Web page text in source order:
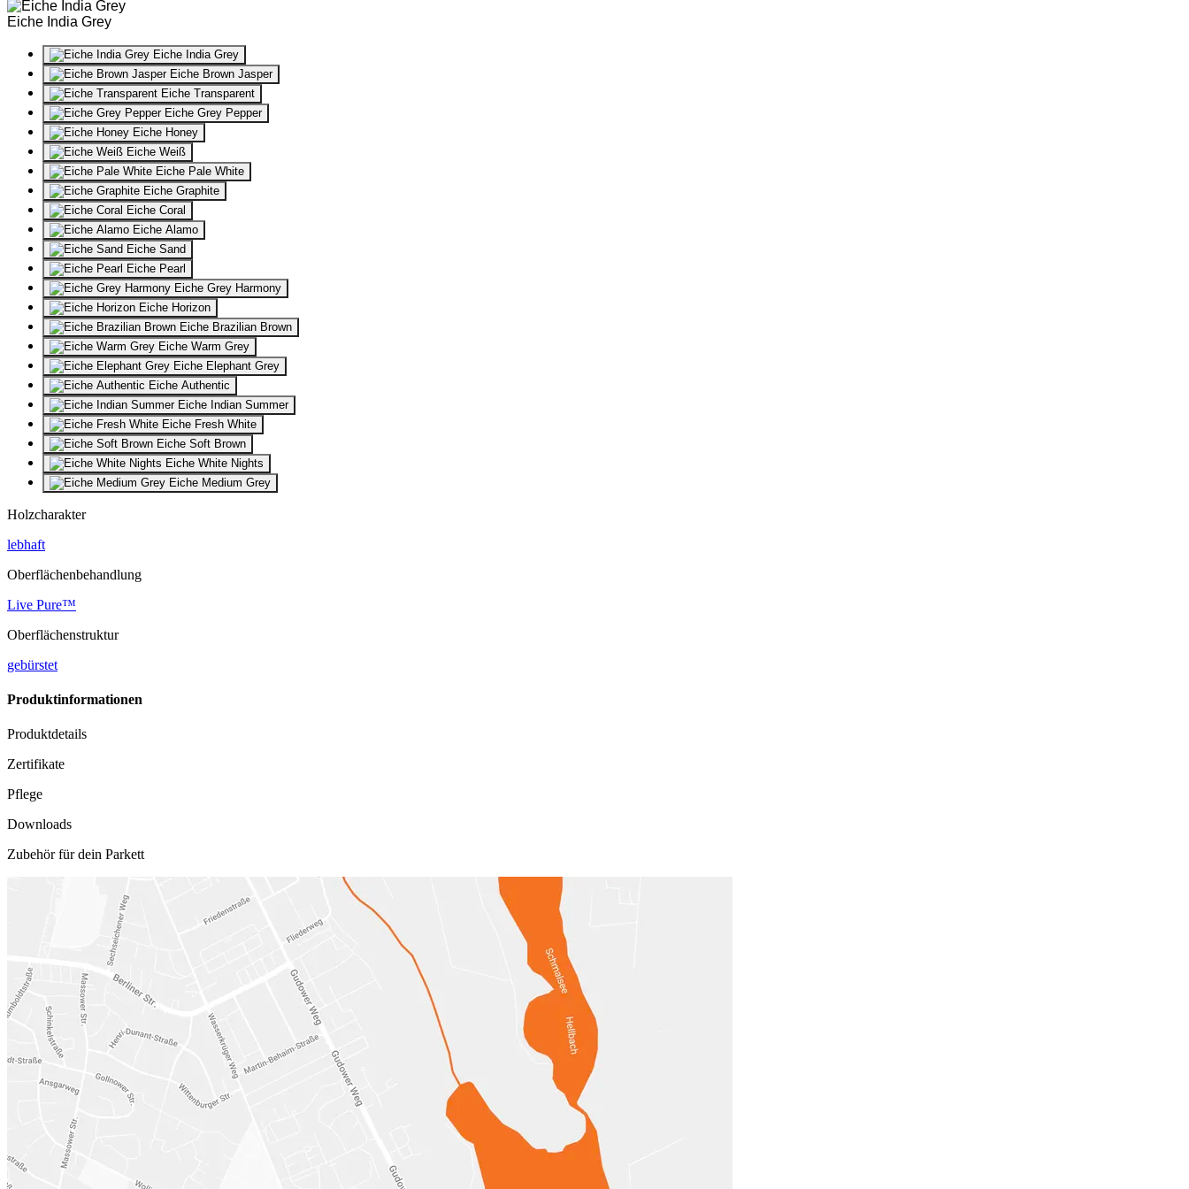
Eiche India Grey
Eiche India Grey
Eiche Brown Jasper
Eiche Transparent
Eiche Grey Pepper
Eiche Honey
Eiche Weiß
Eiche Pale White
Eiche Graphite
Eiche Coral
Eiche Alamo
Eiche Sand
Eiche Pearl
Eiche Grey Harmony
Eiche Horizon
Eiche Brazilian Brown
Eiche Warm Grey
Eiche Elephant Grey
Eiche Authentic
Eiche Indian Summer
Eiche Fresh White
Eiche Soft Brown
Eiche White Nights
Eiche Medium Grey
Holzcharakter
lebhaft
Oberflächenbehandlung
Live Pure™
Oberflächenstruktur
gebürstet
Produktinformationen
Produktdetails
Zertifikate
Pflege
Downloads
Zubehör für dein Parkett